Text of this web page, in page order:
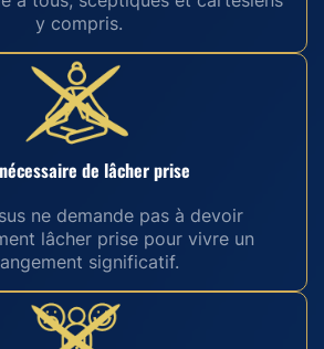
y compris.
de lâcher prise
ne demande pas à devoir
lâcher prise pour vivre un
significatif.